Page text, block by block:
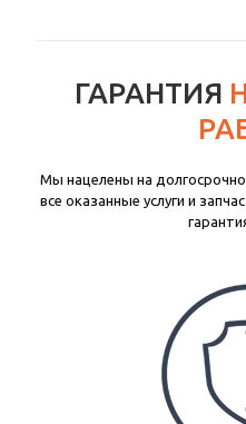
ГАРАНТИЯ
Мы нацелены на
все оказанные услуги и